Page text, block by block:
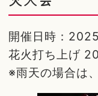
開催日時：
花火打ち上げ
※雨天の場合は